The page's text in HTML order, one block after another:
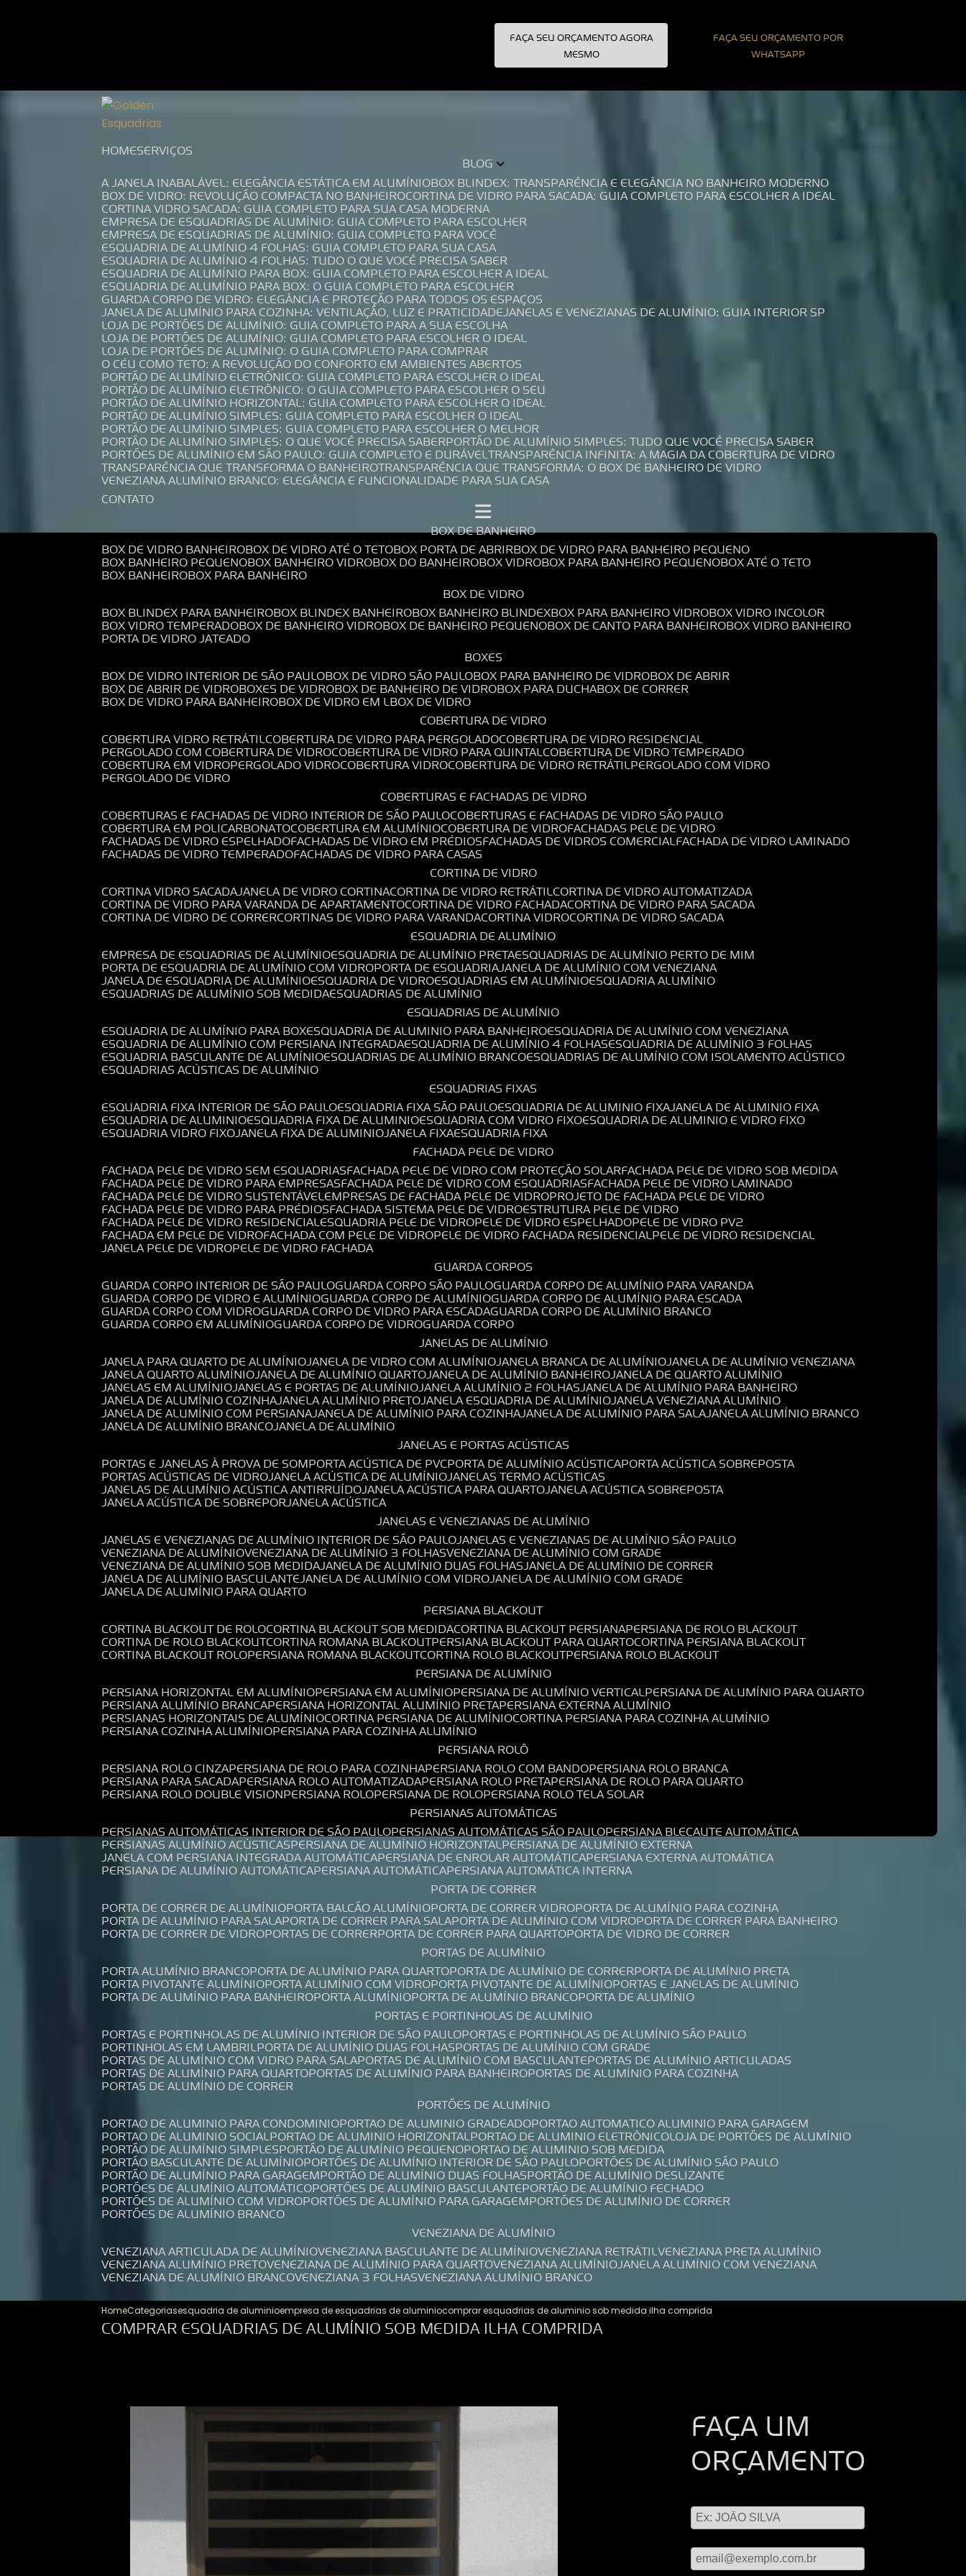
FAÇA SEU ORÇAMENTO AGORA
MESMO
FAÇA SEU ORÇAMENTO POR
WHATSAPP
HOME SERVIÇOS
BLOG
A JANELA INABALÁVEL: ELEGÂNCIA ESTÁTICA EM ALUMÍNIO BOX BLINDEX: TRANSPARÊNCIA E ELEGÂNCIA NO BANHEIRO MODERNO
BOX DE VIDRO: REVOLUÇÃO COMPACTA NO BANHEIRO CORTINA DE VIDRO PARA SACADA: GUIA COMPLETO PARA ESCOLHER A IDEAL
CORTINA VIDRO SACADA: GUIA COMPLETO PARA SUA CASA MODERNA
EMPRESA DE ESQUADRIAS DE ALUMÍNIO: GUIA COMPLETO PARA ESCOLHER
EMPRESA DE ESQUADRIAS DE ALUMÍNIO: GUIA COMPLETO PARA VOCÊ
ESQUADRIA DE ALUMÍNIO 4 FOLHAS: GUIA COMPLETO PARA SUA CASA
ESQUADRIA DE ALUMÍNIO 4 FOLHAS: TUDO O QUE VOCÊ PRECISA SABER
ESQUADRIA DE ALUMÍNIO PARA BOX: GUIA COMPLETO PARA ESCOLHER A IDEAL
ESQUADRIA DE ALUMÍNIO PARA BOX: O GUIA COMPLETO PARA ESCOLHER
GUARDA CORPO DE VIDRO: ELEGÂNCIA E PROTEÇÃO PARA TODOS OS ESPAÇOS
JANELA DE ALUMÍNIO PARA COZINHA: VENTILAÇÃO, LUZ E PRATICIDADE JANELAS E VENEZIANAS DE ALUMÍNIO: GUIA INTERIOR SP
LOJA DE PORTÕES DE ALUMÍNIO: GUIA COMPLETO PARA A SUA ESCOLHA
LOJA DE PORTÕES DE ALUMÍNIO: GUIA COMPLETO PARA ESCOLHER O IDEAL
LOJA DE PORTÕES DE ALUMÍNIO: O GUIA COMPLETO PARA COMPRAR
O CÉU COMO TETO: A REVOLUÇÃO DO CONFORTO EM AMBIENTES ABERTOS
PORTÃO DE ALUMÍNIO ELETRÔNICO: GUIA COMPLETO PARA ESCOLHER O IDEAL
PORTÃO DE ALUMÍNIO ELETRÔNICO: O GUIA COMPLETO PARA ESCOLHER O SEU
PORTÃO DE ALUMÍNIO HORIZONTAL: GUIA COMPLETO PARA ESCOLHER O IDEAL
PORTÃO DE ALUMÍNIO SIMPLES: GUIA COMPLETO PARA ESCOLHER O IDEAL
PORTÃO DE ALUMÍNIO SIMPLES: GUIA COMPLETO PARA ESCOLHER O MELHOR
PORTÃO DE ALUMÍNIO SIMPLES: O QUE VOCÊ PRECISA SABER PORTÃO DE ALUMÍNIO SIMPLES: TUDO QUE VOCÊ PRECISA SABER
PORTÕES DE ALUMÍNIO EM SÃO PAULO: GUIA COMPLETO E DURÁVEL TRANSPARÊNCIA INFINITA: A MAGIA DA COBERTURA DE VIDRO
TRANSPARÊNCIA QUE TRANSFORMA O BANHEIRO TRANSPARÊNCIA QUE TRANSFORMA: O BOX DE BANHEIRO DE VIDRO
VENEZIANA ALUMÍNIO BRANCO: ELEGÂNCIA E FUNCIONALIDADE PARA SUA CASA
CONTATO
BOX DE BANHEIRO
BOX DE VIDRO BANHEIRO BOX DE VIDRO ATÉ O TETO BOX PORTA DE ABRIR BOX DE VIDRO PARA BANHEIRO PEQUENO
BOX BANHEIRO PEQUENO BOX BANHEIRO VIDRO BOX DO BANHEIRO BOX VIDRO BOX PARA BANHEIRO PEQUENO BOX ATÉ O TETO
BOX BANHEIRO BOX PARA BANHEIRO
BOX DE VIDRO
BOX BLINDEX PARA BANHEIRO BOX BLINDEX BANHEIRO BOX BANHEIRO BLINDEX BOX PARA BANHEIRO VIDRO BOX VIDRO INCOLOR
BOX VIDRO TEMPERADO BOX DE BANHEIRO VIDRO BOX DE BANHEIRO PEQUENO BOX DE CANTO PARA BANHEIRO BOX VIDRO BANHEIRO
PORTA DE VIDRO JATEADO
BOXES
BOX DE VIDRO INTERIOR DE SÃO PAULO BOX DE VIDRO SÃO PAULO BOX PARA BANHEIRO DE VIDRO BOX DE ABRIR
BOX DE ABRIR DE VIDRO BOXES DE VIDRO BOX DE BANHEIRO DE VIDRO BOX PARA DUCHA BOX DE CORRER
BOX DE VIDRO PARA BANHEIRO BOX DE VIDRO EM L BOX DE VIDRO
COBERTURA DE VIDRO
COBERTURA VIDRO RETRÁTIL COBERTURA DE VIDRO PARA PERGOLADO COBERTURA DE VIDRO RESIDENCIAL
PERGOLADO COM COBERTURA DE VIDRO COBERTURA DE VIDRO PARA QUINTAL COBERTURA DE VIDRO TEMPERADO
COBERTURA EM VIDRO PERGOLADO VIDRO COBERTURA VIDRO COBERTURA DE VIDRO RETRÁTIL PERGOLADO COM VIDRO
PERGOLADO DE VIDRO
COBERTURAS E FACHADAS DE VIDRO
COBERTURAS E FACHADAS DE VIDRO INTERIOR DE SÃO PAULO COBERTURAS E FACHADAS DE VIDRO SÃO PAULO
COBERTURA EM POLICARBONATO COBERTURA EM ALUMÍNIO COBERTURA DE VIDRO FACHADAS PELE DE VIDRO
FACHADAS DE VIDRO ESPELHADO FACHADAS DE VIDRO EM PRÉDIOS FACHADAS DE VIDROS COMERCIAL FACHADA DE VIDRO LAMINADO
FACHADAS DE VIDRO TEMPERADO FACHADAS DE VIDRO PARA CASAS
CORTINA DE VIDRO
CORTINA VIDRO SACADA JANELA DE VIDRO CORTINA CORTINA DE VIDRO RETRÁTIL CORTINA DE VIDRO AUTOMATIZADA
CORTINA DE VIDRO PARA VARANDA DE APARTAMENTO CORTINA DE VIDRO FACHADA CORTINA DE VIDRO PARA SACADA
CORTINA DE VIDRO DE CORRER CORTINAS DE VIDRO PARA VARANDA CORTINA VIDRO CORTINA DE VIDRO SACADA
ESQUADRIA DE ALUMÍNIO
EMPRESA DE ESQUADRIAS DE ALUMÍNIO ESQUADRIA DE ALUMÍNIO PRETA ESQUADRIAS DE ALUMÍNIO PERTO DE MIM
PORTA DE ESQUADRIA DE ALUMÍNIO COM VIDRO PORTA DE ESQUADRIA JANELA DE ALUMÍNIO COM VENEZIANA
JANELA DE ESQUADRIA DE ALUMÍNIO ESQUADRIA DE VIDRO ESQUADRIAS EM ALUMÍNIO ESQUADRIA ALUMÍNIO
ESQUADRIAS DE ALUMÍNIO SOB MEDIDA ESQUADRIAS DE ALUMÍNIO
ESQUADRIAS DE ALUMÍNIO
ESQUADRIA DE ALUMÍNIO PARA BOX ESQUADRIA DE ALUMINIO PARA BANHEIRO ESQUADRIA DE ALUMÍNIO COM VENEZIANA
ESQUADRIA DE ALUMÍNIO COM PERSIANA INTEGRADA ESQUADRIA DE ALUMÍNIO 4 FOLHAS ESQUADRIA DE ALUMÍNIO 3 FOLHAS
ESQUADRIA BASCULANTE DE ALUMÍNIO ESQUADRIAS DE ALUMÍNIO BRANCO ESQUADRIAS DE ALUMÍNIO COM ISOLAMENTO ACÚSTICO
ESQUADRIAS ACÚSTICAS DE ALUMÍNIO
ESQUADRIAS FIXAS
ESQUADRIA FIXA INTERIOR DE SÃO PAULO ESQUADRIA FIXA SÃO PAULO ESQUADRIA DE ALUMINIO FIXA JANELA DE ALUMINIO FIXA
ESQUADRIA DE ALUMINIO ESQUADRIA FIXA DE ALUMINIO ESQUADRIA COM VIDRO FIXO ESQUADRIA DE ALUMINIO E VIDRO FIXO
ESQUADRIA VIDRO FIXO JANELA FIXA DE ALUMINIO JANELA FIXA ESQUADRIA FIXA
FACHADA PELE DE VIDRO
FACHADA PELE DE VIDRO SEM ESQUADRIAS FACHADA PELE DE VIDRO COM PROTEÇÃO SOLAR FACHADA PELE DE VIDRO SOB MEDIDA
FACHADA PELE DE VIDRO PARA EMPRESAS FACHADA PELE DE VIDRO COM ESQUADRIAS FACHADA PELE DE VIDRO LAMINADO
FACHADA PELE DE VIDRO SUSTENTÁVEL EMPRESAS DE FACHADA PELE DE VIDRO PROJETO DE FACHADA PELE DE VIDRO
FACHADA PELE DE VIDRO PARA PRÉDIOS FACHADA SISTEMA PELE DE VIDRO ESTRUTURA PELE DE VIDRO
FACHADA PELE DE VIDRO RESIDENCIAL ESQUADRIA PELE DE VIDRO PELE DE VIDRO ESPELHADO PELE DE VIDRO PV2
FACHADA EM PELE DE VIDRO FACHADA COM PELE DE VIDRO PELE DE VIDRO FACHADA RESIDENCIAL PELE DE VIDRO RESIDENCIAL
JANELA PELE DE VIDRO PELE DE VIDRO FACHADA
GUARDA CORPOS
GUARDA CORPO INTERIOR DE SÃO PAULO GUARDA CORPO SÃO PAULO GUARDA CORPO DE ALUMÍNIO PARA VARANDA
GUARDA CORPO DE VIDRO E ALUMÍNIO GUARDA CORPO DE ALUMÍNIO GUARDA CORPO DE ALUMÍNIO PARA ESCADA
GUARDA CORPO COM VIDRO GUARDA CORPO DE VIDRO PARA ESCADA GUARDA CORPO DE ALUMÍNIO BRANCO
GUARDA CORPO EM ALUMÍNIO GUARDA CORPO DE VIDRO GUARDA CORPO
JANELAS DE ALUMÍNIO
JANELA PARA QUARTO DE ALUMÍNIO JANELA DE VIDRO COM ALUMÍNIO JANELA BRANCA DE ALUMÍNIO JANELA DE ALUMÍNIO VENEZIANA
JANELA QUARTO ALUMÍNIO JANELA DE ALUMÍNIO QUARTO JANELA DE ALUMÍNIO BANHEIRO JANELA DE QUARTO ALUMÍNIO
JANELAS EM ALUMÍNIO JANELAS E PORTAS DE ALUMÍNIO JANELA ALUMÍNIO 2 FOLHAS JANELA DE ALUMÍNIO PARA BANHEIRO
JANELA DE ALUMÍNIO COZINHA JANELA ALUMÍNIO PRETO JANELA ESQUADRIA DE ALUMÍNIO JANELA VENEZIANA ALUMÍNIO
JANELA DE ALUMÍNIO COM PERSIANA JANELA DE ALUMÍNIO PARA COZINHA JANELA DE ALUMÍNIO PARA SALA JANELA ALUMÍNIO BRANCO
JANELA DE ALUMÍNIO BRANCO JANELA DE ALUMÍNIO
JANELAS E PORTAS ACÚSTICAS
PORTAS E JANELAS À PROVA DE SOM PORTA ACÚSTICA DE PVC PORTA DE ALUMÍNIO ACÚSTICA PORTA ACÚSTICA SOBREPOSTA
PORTAS ACÚSTICAS DE VIDRO JANELA ACÚSTICA DE ALUMÍNIO JANELAS TERMO ACÚSTICAS
JANELAS DE ALUMÍNIO ACÚSTICA ANTIRRUÍDO JANELA ACÚSTICA PARA QUARTO JANELA ACÚSTICA SOBREPOSTA
JANELA ACÚSTICA DE SOBREPOR JANELA ACÚSTICA
JANELAS E VENEZIANAS DE ALUMÍNIO
JANELAS E VENEZIANAS DE ALUMÍNIO INTERIOR DE SÃO PAULO JANELAS E VENEZIANAS DE ALUMÍNIO SÃO PAULO
VENEZIANA DE ALUMÍNIO VENEZIANA DE ALUMÍNIO 3 FOLHAS VENEZIANA DE ALUMÍNIO COM GRADE
VENEZIANA DE ALUMÍNIO SOB MEDIDA JANELA DE ALUMÍNIO DUAS FOLHAS JANELA DE ALUMÍNIO DE CORRER
JANELA DE ALUMÍNIO BASCULANTE JANELA DE ALUMÍNIO COM VIDRO JANELA DE ALUMÍNIO COM GRADE
JANELA DE ALUMÍNIO PARA QUARTO
PERSIANA BLACKOUT
CORTINA BLACKOUT DE ROLO CORTINA BLACKOUT SOB MEDIDA CORTINA BLACKOUT PERSIANA PERSIANA DE ROLO BLACKOUT
CORTINA DE ROLO BLACKOUT CORTINA ROMANA BLACKOUT PERSIANA BLACKOUT PARA QUARTO CORTINA PERSIANA BLACKOUT
CORTINA BLACKOUT ROLO PERSIANA ROMANA BLACKOUT CORTINA ROLO BLACKOUT PERSIANA ROLO BLACKOUT
PERSIANA DE ALUMÍNIO
PERSIANA HORIZONTAL EM ALUMÍNIO PERSIANA EM ALUMÍNIO PERSIANA DE ALUMÍNIO VERTICAL PERSIANA DE ALUMÍNIO PARA QUARTO
PERSIANA ALUMÍNIO BRANCA PERSIANA HORIZONTAL ALUMÍNIO PRETA PERSIANA EXTERNA ALUMÍNIO
PERSIANAS HORIZONTAIS DE ALUMÍNIO CORTINA PERSIANA DE ALUMÍNIO CORTINA PERSIANA PARA COZINHA ALUMÍNIO
PERSIANA COZINHA ALUMÍNIO PERSIANA PARA COZINHA ALUMÍNIO
PERSIANA ROLÔ
PERSIANA ROLO CINZA PERSIANA DE ROLO PARA COZINHA PERSIANA ROLO COM BANDO PERSIANA ROLO BRANCA
PERSIANA PARA SACADA PERSIANA ROLO AUTOMATIZADA PERSIANA ROLO PRETA PERSIANA DE ROLO PARA QUARTO
PERSIANA ROLO DOUBLE VISION PERSIANA ROLO PERSIANA DE ROLO PERSIANA ROLO TELA SOLAR
PERSIANAS AUTOMÁTICAS
PERSIANAS AUTOMÁTICAS INTERIOR DE SÃO PAULO PERSIANAS AUTOMÁTICAS SÃO PAULO PERSIANA BLECAUTE AUTOMÁTICA
PERSIANAS ALUMÍNIO ACÚSTICAS PERSIANA DE ALUMÍNIO HORIZONTAL PERSIANA DE ALUMÍNIO EXTERNA
JANELA COM PERSIANA INTEGRADA AUTOMÁTICA PERSIANA DE ENROLAR AUTOMÁTICA PERSIANA EXTERNA AUTOMÁTICA
PERSIANA DE ALUMÍNIO AUTOMÁTICA PERSIANA AUTOMÁTICA PERSIANA AUTOMÁTICA INTERNA
PORTA DE CORRER
PORTA DE CORRER DE ALUMÍNIO PORTA BALCÃO ALUMÍNIO PORTA DE CORRER VIDRO PORTA DE ALUMÍNIO PARA COZINHA
PORTA DE ALUMÍNIO PARA SALA PORTA DE CORRER PARA SALA PORTA DE ALUMÍNIO COM VIDRO PORTA DE CORRER PARA BANHEIRO
PORTA DE CORRER DE VIDRO PORTAS DE CORRER PORTA DE CORRER PARA QUARTO PORTA DE VIDRO DE CORRER
PORTAS DE ALUMÍNIO
PORTA ALUMÍNIO BRANCO PORTA DE ALUMÍNIO PARA QUARTO PORTA DE ALUMÍNIO DE CORRER PORTA DE ALUMÍNIO PRETA
PORTA PIVOTANTE ALUMÍNIO PORTA ALUMÍNIO COM VIDRO PORTA PIVOTANTE DE ALUMÍNIO PORTAS E JANELAS DE ALUMÍNIO
PORTA DE ALUMÍNIO PARA BANHEIRO PORTA ALUMÍNIO PORTA DE ALUMÍNIO BRANCO PORTA DE ALUMÍNIO
PORTAS E PORTINHOLAS DE ALUMÍNIO
PORTAS E PORTINHOLAS DE ALUMÍNIO INTERIOR DE SÃO PAULO PORTAS E PORTINHOLAS DE ALUMÍNIO SÃO PAULO
PORTINHOLAS EM LAMBRIL PORTA DE ALUMÍNIO DUAS FOLHAS PORTAS DE ALUMÍNIO COM GRADE
PORTAS DE ALUMÍNIO COM VIDRO PARA SALA PORTAS DE ALUMÍNIO COM BASCULANTE PORTAS DE ALUMÍNIO ARTICULADAS
PORTAS DE ALUMÍNIO PARA QUARTO PORTAS DE ALUMÍNIO PARA BANHEIRO PORTAS DE ALUMÍNIO PARA COZINHA
PORTAS DE ALUMÍNIO DE CORRER
PORTÕES DE ALUMÍNIO
PORTAO DE ALUMINIO PARA CONDOMINIO PORTAO DE ALUMINIO GRADEADO PORTAO AUTOMATICO ALUMINIO PARA GARAGEM
PORTAO DE ALUMINIO SOCIAL PORTAO DE ALUMINIO HORIZONTAL PORTAO DE ALUMINIO ELETRÔNICO LOJA DE PORTÕES DE ALUMÍNIO
PORTÃO DE ALUMÍNIO SIMPLES PORTÃO DE ALUMÍNIO PEQUENO PORTAO DE ALUMINIO SOB MEDIDA
PORTÃO BASCULANTE DE ALUMÍNIO PORTÕES DE ALUMÍNIO INTERIOR DE SÃO PAULO PORTÕES DE ALUMÍNIO SÃO PAULO
PORTÃO DE ALUMÍNIO PARA GARAGEM PORTÃO DE ALUMÍNIO DUAS FOLHAS PORTÃO DE ALUMÍNIO DESLIZANTE
PORTÕES DE ALUMÍNIO AUTOMÁTICO PORTÕES DE ALUMÍNIO BASCULANTE PORTÃO DE ALUMÍNIO FECHADO
PORTÕES DE ALUMÍNIO COM VIDRO PORTÕES DE ALUMÍNIO PARA GARAGEM PORTÕES DE ALUMÍNIO DE CORRER
PORTÕES DE ALUMÍNIO BRANCO
VENEZIANA DE ALUMÍNIO
VENEZIANA ARTICULADA DE ALUMÍNIO VENEZIANA BASCULANTE DE ALUMÍNIO VENEZIANA RETRÁTIL VENEZIANA PRETA ALUMÍNIO
VENEZIANA ALUMÍNIO PRETO VENEZIANA DE ALUMÍNIO PARA QUARTO VENEZIANA ALUMÍNIO JANELA ALUMÍNIO COM VENEZIANA
VENEZIANA DE ALUMÍNIO BRANCO VENEZIANA 3 FOLHAS VENEZIANA ALUMÍNIO BRANCO
HomeCategoriasesquadria de aluminioempresa de esquadrias de aluminiocomprar esquadrias de aluminio sob medida ilha comprida
COMPRAR ESQUADRIAS DE ALUMÍNIO SOB MEDIDA ILHA COMPRIDA
FAÇA UM
ORÇAMENTO